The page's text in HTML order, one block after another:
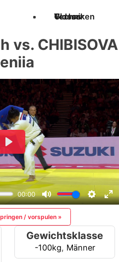
Techniken
Videos
Glossar
vs. CHIBISOVA
/ vorspulen »
Gewichtsklasse
-100kg, Männer